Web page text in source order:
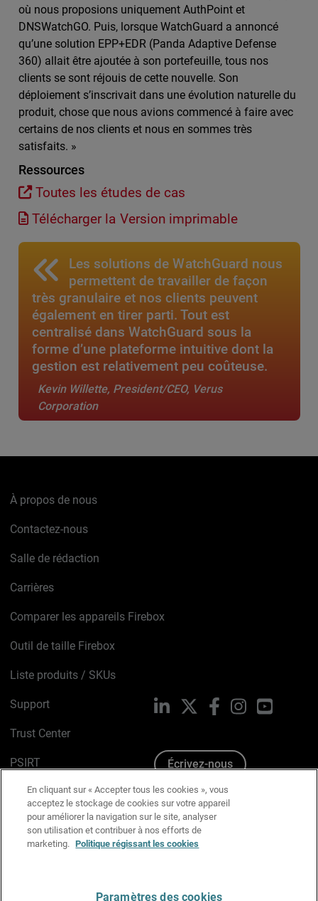
où nous proposions uniquement AuthPoint et
DNSWatchGO. Puis, lorsque WatchGuard a annoncé
qu’une solution EPP+EDR (Panda Adaptive Defense
360) allait être ajoutée à son portefeuille, tous nos
clients se sont réjouis de cette nouvelle. Son
déploiement s’inscrivait dans une évolution naturelle du
produit, chose que nous avions commencé à faire avec
certains de nos clients et nous en sommes très
satisfaits. »
Ressources
Toutes les études de cas
Télécharger la Version imprimable
Les solutions de WatchGuard nous
permettent de travailler de façon
très granulaire et nos clients peuvent
également en tirer parti. Tout est
centralisé dans WatchGuard sous la
forme d’une plateforme intuitive dont la
gestion est relativement peu coûteuse.
Kevin Willette, President/CEO, Verus
Corporation
À propos de nous
Contactez-nous
Salle de rédaction
Carrières
Comparer les appareils Firebox
Outil de taille Firebox
Liste produits / SKUs
Support
Trust Center
PSIRT
Avis sur les cookies
Politique de confidentialité
Charte Graphique
LinkedIn FacebookInstagramYouTube
Écrivez-nous
En cliquant sur « Accepter tous les cookies », vous
acceptez le stockage de cookies sur votre appareil
pour améliorer la navigation sur le site, analyser
son utilisation et contribuer à nos efforts de
marketing. Politique régissant les cookies
Paramètres des cookies